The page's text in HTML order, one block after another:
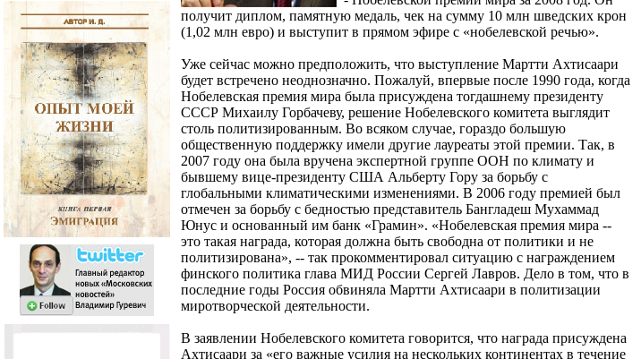
получит диплом, памятную медаль, чек на сумму 10 млн шведских крон
(1,02 млн евро) и выступит в прямом эфире с «нобелевской речью».
Уже сейчас можно предположить, что выступление Мартти Ахтисаари
будет встречено неоднозначно. Пожалуй, впервые после 1990 года, когда
Нобелевская премия мира была присуждена тогдашнему президенту
СССР Михаилу Горбачеву, решение Нобелевского комитета выглядит
столь политизированным. Во всяком случае, гораздо большую
общественную поддержку имели другие лауреаты этой премии. Так, в
2007 году она была вручена экспертной группе ООН по климату и
бывшему вице-президенту США Альберту Гору за борьбу с
глобальными климатическими изменениями. В 2006 году премией был
отмечен за борьбу с бедностью представитель Бангладеш Мухаммад
Юнус и основанный им банк «Грамин». «Нобелевская премия мира --
это такая награда, которая должна быть свободна от политики и не
политизирована», -- так прокомментировал ситуацию с награждением
финского политика глава МИД России Сергей Лавров. Дело в том, что в
последние годы Россия обвиняла Мартти Ахтисаари в политизации
миротворческой деятельности.
В заявлении Нобелевского комитета говорится, что награда присуждена
Ахтисаари за «его важные усилия на нескольких континентах в течение